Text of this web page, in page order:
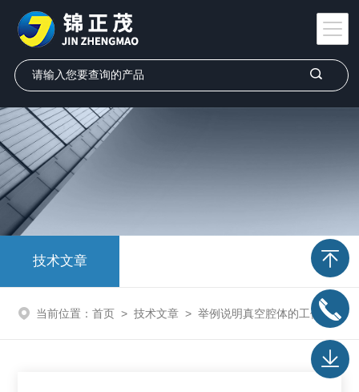
技术文章
当前位置： 首页 > 技术文章 > 举例说明真空腔体的工作原理